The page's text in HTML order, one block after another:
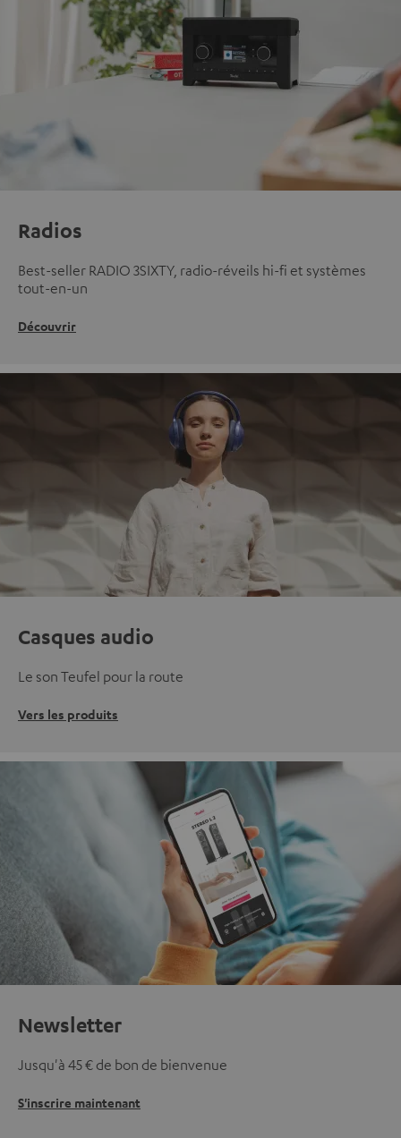
Radios
Best-seller RADIO 3SIXTY, radio-réveils hi-fi et systèmes
tout-en-un
Découvrir
Casques audio
Le son Teufel pour la route
Vers les produits
Newsletter
Jusqu'à 45 € de bon de bienvenue
S'inscrire maintenant